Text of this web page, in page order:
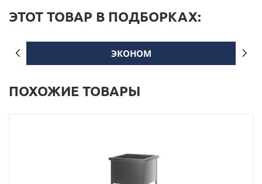
ЭТОТ ТОВАР В ПОДБОРКАХ:
ЭКОНОМ
ПОХОЖИЕ ТОВАРЫ